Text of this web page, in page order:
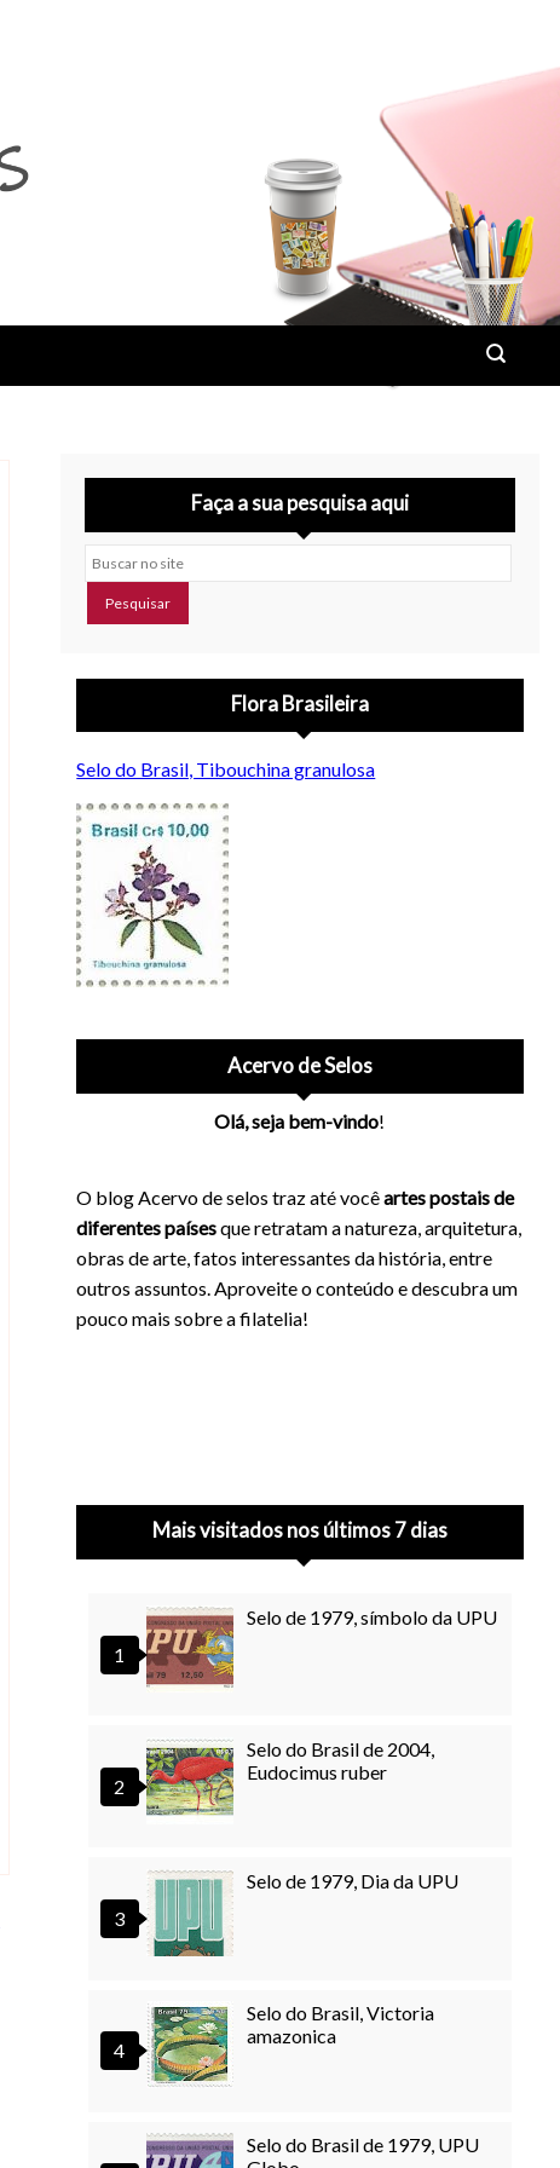
Faça a sua pesquisa aqui
Buscar no site
Flora Brasileira
Selo do Brasil, Tibouchina granulosa
Acervo de Selos
Olá, seja bem-vindo!
O blog Acervo de selos traz até vocêartes postais de
diferentes paísesque retratam a natureza, arquitetura,
obras de arte, fatos interessantes da história, entre
outros assuntos. Aproveite o conteúdo e descubra um
pouco mais sobre a filatelia!
Mais visitados nos últimos 7 dias
Selo de 1979, símbolo da UPU
Selo do Brasil de 2004,
Eudocimus ruber
Selo de 1979, Dia da UPU
Selo do Brasil, Victoria
amazonica
Selo do Brasil de 1979, UPU